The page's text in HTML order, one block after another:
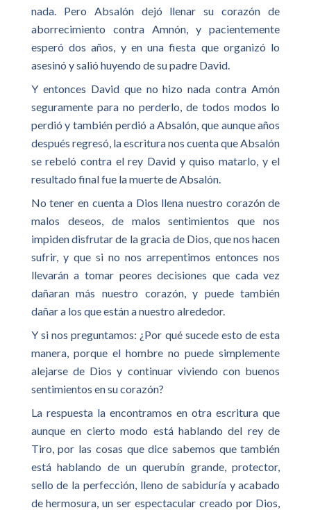
nada. Pero Absalón dejó llenar su corazón de
aborrecimiento contra Amnón, y pacientemente
esperó dos años, y en una fiesta que organizó lo
asesinó y salió huyendo de su padre David.
Y entonces David que no hizo nada contra Amón
seguramente para no perderlo, de todos modos lo
perdió y también perdió a Absalón, que aunque años
después regresó, la escritura nos cuenta que Absalón
se rebeló contra el rey David y quiso matarlo, y el
resultado final fue la muerte de Absalón.
No tener en cuenta a Dios llena nuestro corazón de
malos deseos, de malos sentimientos que nos
impiden disfrutar de la gracia de Dios, que nos hacen
sufrir, y que si no nos arrepentimos entonces nos
llevarán a tomar peores decisiones que cada vez
dañaran más nuestro corazón, y puede también
dañar a los que están a nuestro alrededor.
Y si nos preguntamos: ¿Por qué sucede esto de esta
manera, porque el hombre no puede simplemente
alejarse de Dios y continuar viviendo con buenos
sentimientos en su corazón?
La respuesta la encontramos en otra escritura que
aunque en cierto modo está hablando del rey de
Tiro, por las cosas que dice sabemos que también
está hablando de un querubín grande, protector,
sello de la perfección, lleno de sabiduría y acabado
de hermosura, un ser espectacular creado por Dios,